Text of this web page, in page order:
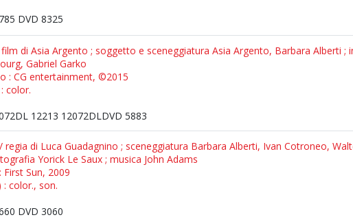
DVD 8325
di Asia Argento ; soggetto e sceneggiatura Asia Argento, Barbara Alberti ;
Gabriel Garko
: CG entertainment, ©2015
color.
12213 12072DLDVD 5883
di Luca Guadagnino ; sceneggiatura Barbara Alberti, Ivan Cotroneo,
Yorick Le Saux ; musica John Adams
First Sun, 2009
: color., son.
DVD 3060